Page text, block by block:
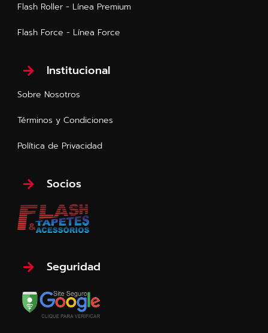
Flash Roller - Línea Premium
Flash Force - Línea Force
Institucional
Sobre Nosotros
Términos y Condiciones
Política de Privacidad
Socios
Seguridad